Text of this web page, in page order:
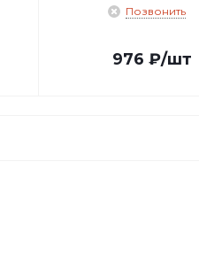
Позвонить
976 ₽/шт